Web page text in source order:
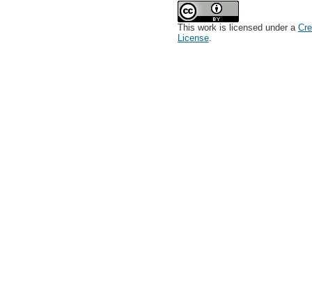
This work is licensed under a
License.